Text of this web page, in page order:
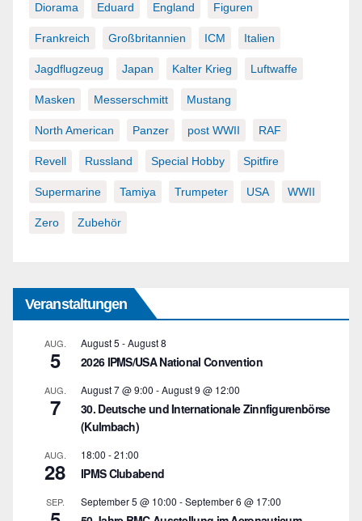
Diorama Eduard England Figuren
Frankreich Großbritannien ICM Italien
Jagdflugzeug Japan Kalter Krieg Luftwaffe
Masken Messerschmitt Mustang
North American Panzer post WWII RAF
Revell Russland Special Hobby Spitfire
Supermarine Tamiya Trumpeter USA WWII
Zero Zubehör
Veranstaltungen
AUG.
5
August 5 -August 8
2026 IPMS/USA National Convention
AUG.
7
August 7 @ 9:00 -August 9 @ 12:00
30. Deutsche und Internationale Zinnfigurenbörse
(Kulmbach)
AUG.
28
18:00 -21:00
IPMS Clubabend
SEP. September 5 @ 10:00 -September 6 @ 17:00